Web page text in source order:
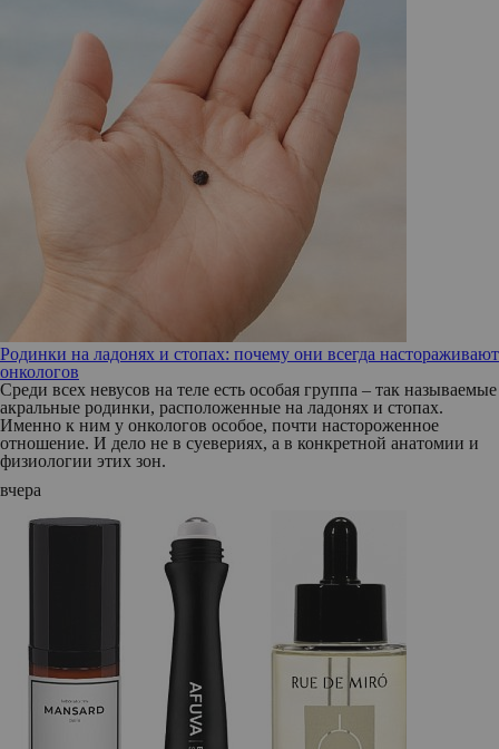
Родинки на ладонях и стопах: почему они всегда настораживают
онкологов
Среди всех невусов на теле есть особая группа – так называемые
акральные родинки, расположенные на ладонях и стопах.
Именно к ним у онкологов особое, почти настороженное
отношение. И дело не в суевериях, а в конкретной анатомии и
физиологии этих зон.
вчера